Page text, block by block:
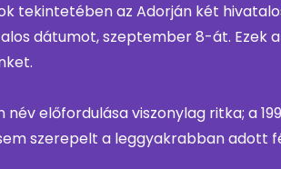
tekintetében az Adorján két
dátumot, szeptember 8-át. Ezek
név előfordulása viszonylag ritka; a
szerepelt a leggyakrabban adott